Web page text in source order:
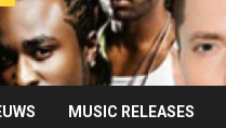
MUSIC RELEASES